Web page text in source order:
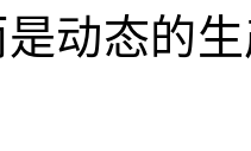
动态的